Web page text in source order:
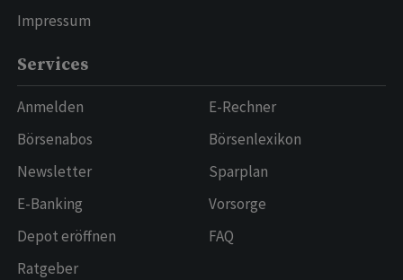
Impressum
Services
Anmelden
Börsenabos
Newsletter
E-Banking
Depot eröffnen
Ratgeber
E-Rechner
Börsenlexikon
Sparplan
Vorsorge
FAQ